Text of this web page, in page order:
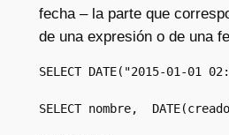
fecha – la parte que
de una expresión o de una
SELECT DATE("2015-01-01
SELECT nombre,